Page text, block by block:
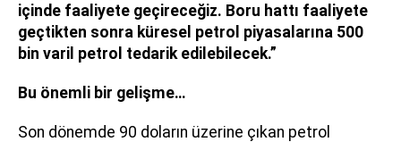
içinde faaliyete geçireceğiz. Boru hattı faaliyete
geçtikten sonra küresel petrol piyasalarına 500
bin varil petrol tedarik edilebilecek.”
Bu önemli bir gelişme…
Son dönemde 90 doların üzerine çıkan petrol